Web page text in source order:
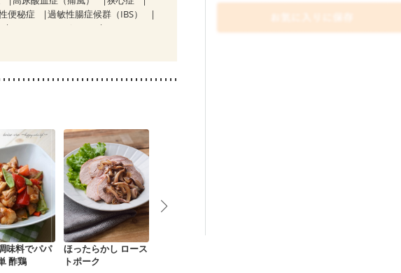
便秘症
過敏性腸症候群（IBS）
CKD（ステージ１）
味料でパパ
酢鶏
ほったらかし ロース
トポーク